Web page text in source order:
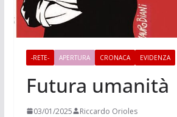
-RETE- APERTURA CRONACA EVIDENZA
Futura umanità
03/01/2025 Riccardo Orioles